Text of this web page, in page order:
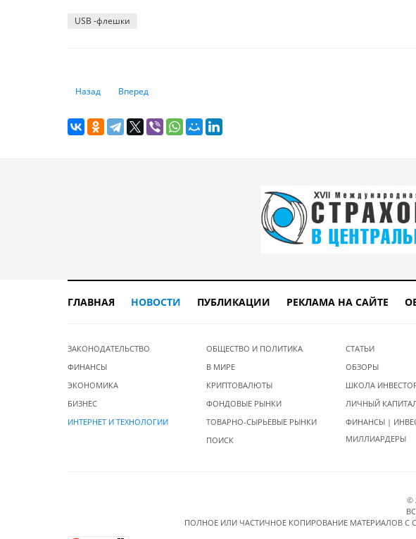
USB -флешки
Предыдущий: Трамп пригрозил Apple 25%-ным тарифом, если айфоны не будут
Назад Следующий: Google Chrome автоматически будет менять ваши
Вперед
ГЛАВНАЯ НОВОСТИ ПУБЛИКАЦИИ РЕКЛАМА НА САЙТЕ
ЗАКОНОДАТЕЛЬСТВО
ФИНАНСЫ
ЭКОНОМИКА
БИЗНЕС
ИНТЕРНЕТ И ТЕХНОЛОГИИ
ОБЩЕСТВО И ПОЛИТИКА
В МИРЕ
КРИПТОВАЛЮТЫ
ФОНДОВЫЕ РЫНКИ
ТОВАРНО-СЫРЬЕВЫЕ РЫНКИ
ПОИСК
СТАТЬИ
ОБЗОРЫ
ШКОЛА
ЛИЧНЫЙ
ФИНАНСЫ |
МИЛЛИАРДЕРЫ
©
ПОЛНОЕ ИЛИ ЧАСТИЧНОЕ КОПИРОВАНИЕ МАТЕРИАЛОВ C